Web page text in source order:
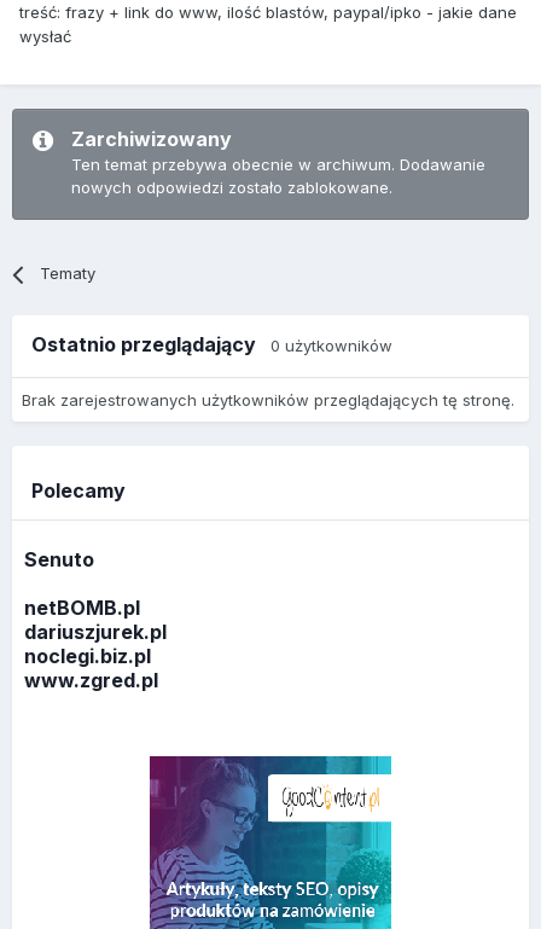
treść: frazy + link do www, ilość blastów, paypal/ipko - jakie dane
wysłać
Zarchiwizowany
Ten temat przebywa obecnie w archiwum. Dodawanie
nowych odpowiedzi zostało zablokowane.
Tematy
Ostatnio przeglądający 0 użytkowników
Brak zarejestrowanych użytkowników przeglądających tę stronę.
Polecamy
Senuto
netBOMB.pl
dariuszjurek.pl
noclegi.biz.pl
www.zgred.pl